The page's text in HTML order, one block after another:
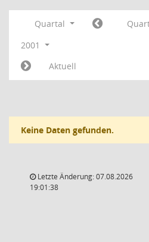
Quartal
2001
Aktuell
Keine Daten gefunden.
Letzte Änderung: 07.08.2026
19:01:38